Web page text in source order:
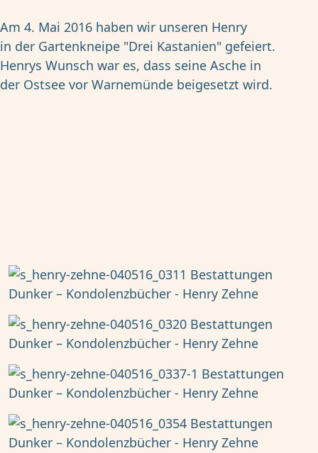
Am 4. Mai 2016 haben wir unseren Henry
in der Gartenkneipe "Drei Kastanien" gefeiert.
Henrys Wunsch war es, dass seine Asche in
der Ostsee vor Warnemünde beigesetzt wird.